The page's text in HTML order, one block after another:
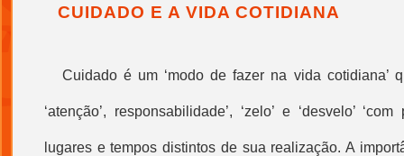
CUIDADO E A VIDA COTIDIANA
Cuidado é um ‘modo de fazer na vida cotidiana’
‘atenção’, responsabilidade’, ‘zelo’ e ‘desvelo’
lugares e tempos distintos de sua realização. A